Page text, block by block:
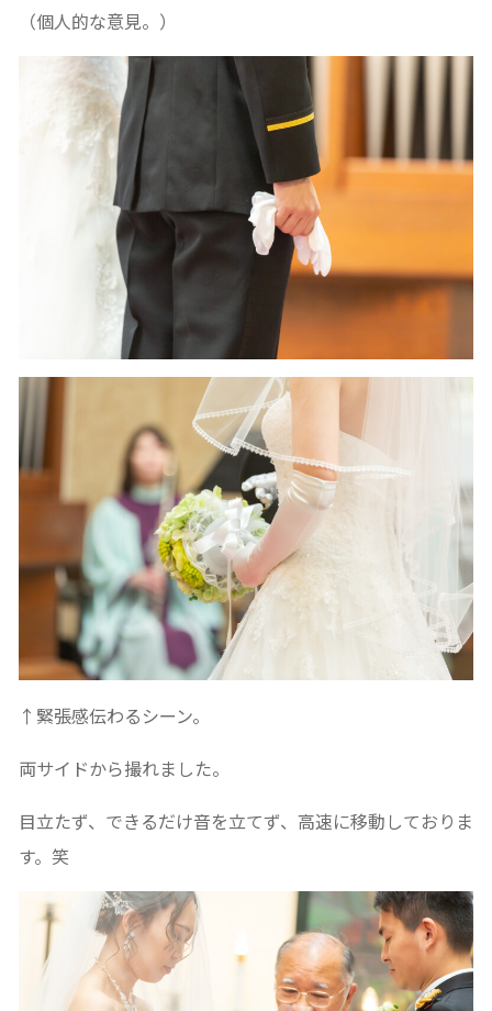
（個人的な意見。）
↑緊張感伝わるシーン。
両サイドから撮れました。
目立たず、できるだけ音を立てず、高速に移動しておりま
す。笑